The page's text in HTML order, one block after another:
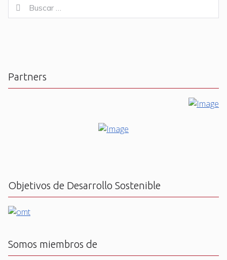
for:
Buscar
Partners
Objetivos de Desarrollo Sostenible
Somos miembros de